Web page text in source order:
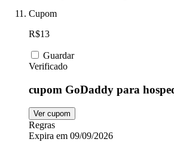
Cupom
R$13
Guardar
Verificado
cupom GoDaddy para
Ver cupom
Regras
Expira em 09/09/2026